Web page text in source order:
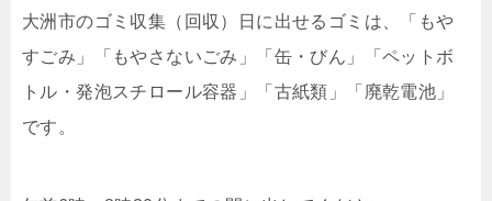
大洲市のゴミ収集（回収）日に出せるゴミは、「もや
すごみ」「もやさないごみ」「缶・びん」「ペットボ
トル・発泡スチロール容器」「古紙類」「廃乾電池」
です。